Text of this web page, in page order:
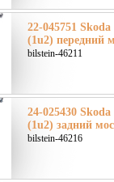
22-045751
(1u2) передний
bilstein-46211
24-025430
(1u2) задний
bilstein-46216